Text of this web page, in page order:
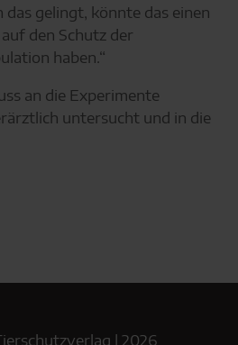
gelingt, könnte das einen
den Schutz der
haben.“
an die Experimente
untersucht und in die
| 2026